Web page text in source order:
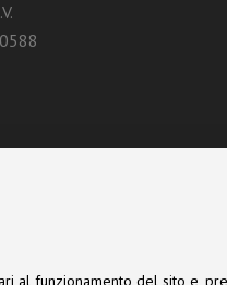
al funzionamento del sito e,